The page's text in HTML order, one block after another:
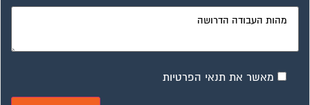
מאשר את תנאי הפרטיות